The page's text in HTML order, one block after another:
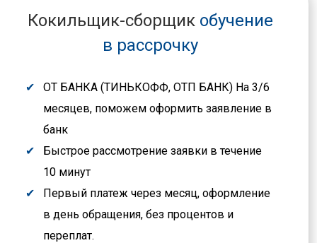
Кокильщик-сборщикобучение
в рассрочку
ОТ БАНКА (ТИНЬКОФФ, ОТП БАНК) На 3/6
месяцев, поможем оформить заявление в
банк
Быстрое рассмотрение заявки в течение
10 минут
Первый платеж через месяц, оформление
в день обращения, без процентов и
переплат.